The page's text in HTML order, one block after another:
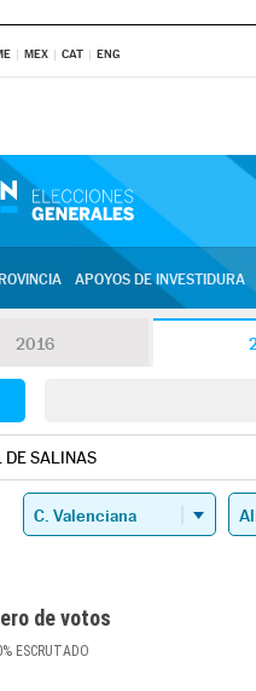
MEX CAT ENG
APOYOS DE INVESTIDURA
2016
DE SALINAS
de votos
% ESCRUTADO